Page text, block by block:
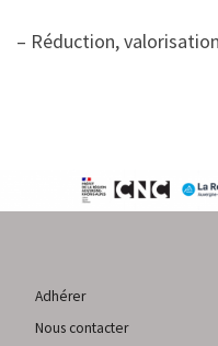
– Réduction,
Adhérer
Nous contacter